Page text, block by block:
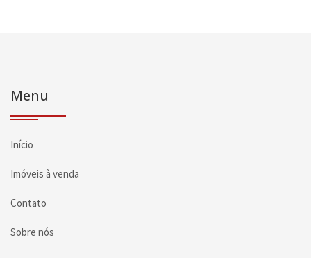
Menu
Início
Imóveis à venda
Contato
Sobre nós